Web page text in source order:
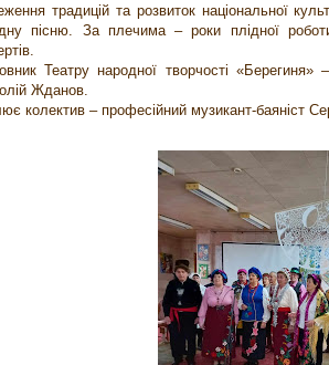
традицій та розвиток національної
пісню. За плечима – роки плідної
Театру народної творчості «Берегиня»
Жданов.
колектив – професійний музикант-баяніст